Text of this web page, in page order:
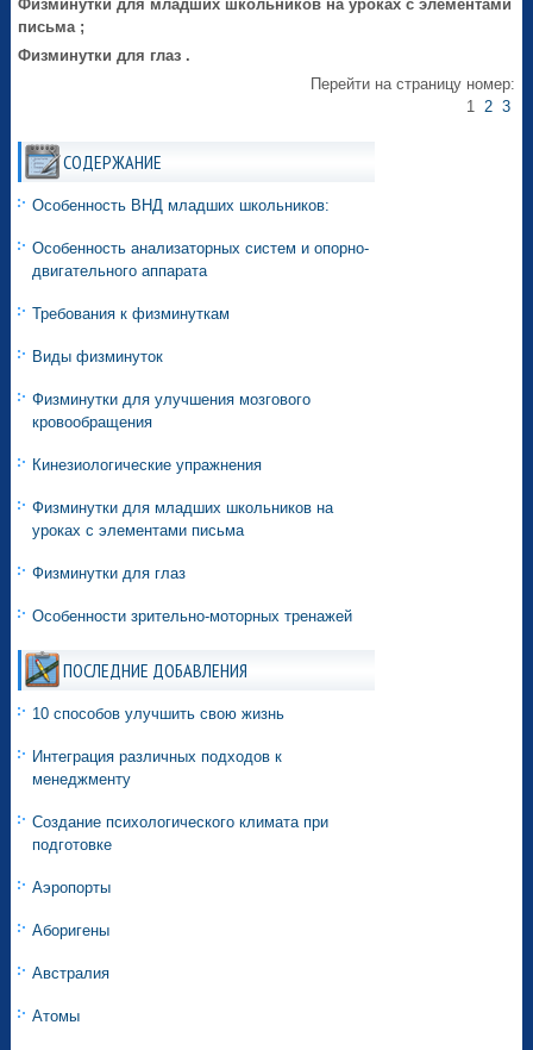
Физминутки для младших школьников на уроках с элементами
письма ;
Физминутки для глаз .
Перейти на страницу номер:
1 2 3
СОДЕРЖАНИЕ
Особенность ВНД младших школьников:
Особенность анализаторных систем и опорно-
двигательного аппарата
Требования к физминуткам
Виды физминуток
Физминутки для улучшения мозгового
кровообращения
Кинезиологические упражнения
Физминутки для младших школьников на
уроках с элементами письма
Физминутки для глаз
Особенности зрительно-моторных тренажей
ПОСЛЕДНИЕ ДОБАВЛЕНИЯ
10 способов улучшить свою жизнь
Интеграция различных подходов к
менеджменту
Создание психологического климата при
подготовке
Аэропорты
Аборигены
Австралия
Атомы